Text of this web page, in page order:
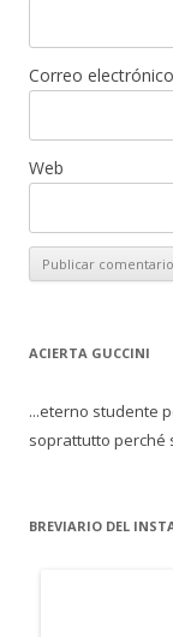
Correo electrónico
Web
ACIERTA GUCCINI
...eterno studente
soprattutto perché
BREVIARIO DEL